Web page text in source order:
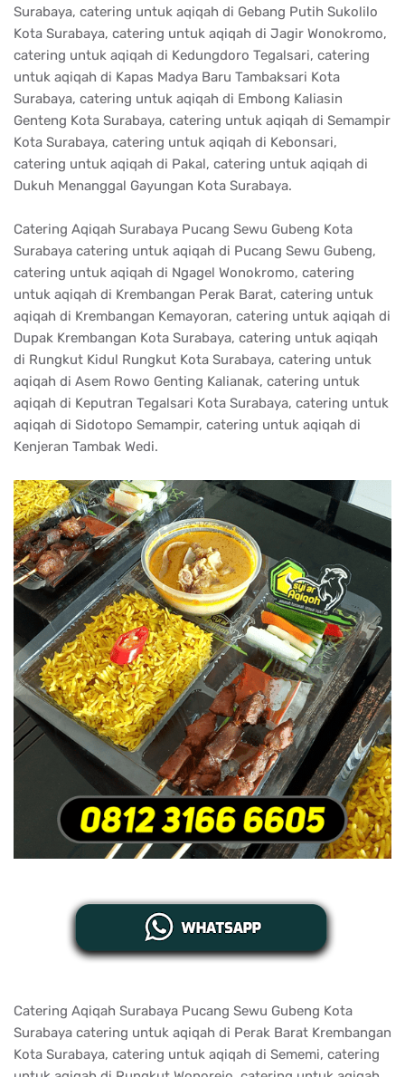
Surabaya, catering untuk aqiqah di Gebang Putih Sukolilo
Kota Surabaya, catering untuk aqiqah di Jagir Wonokromo,
catering untuk aqiqah di Kedungdoro Tegalsari, catering
untuk aqiqah di Kapas Madya Baru Tambaksari Kota
Surabaya, catering untuk aqiqah di Embong Kaliasin
Genteng Kota Surabaya, catering untuk aqiqah di Semampir
Kota Surabaya, catering untuk aqiqah di Kebonsari,
catering untuk aqiqah di Pakal, catering untuk aqiqah di
Dukuh Menanggal Gayungan Kota Surabaya.
Catering Aqiqah Surabaya Pucang Sewu Gubeng Kota
Surabaya catering untuk aqiqah di Pucang Sewu Gubeng,
catering untuk aqiqah di Ngagel Wonokromo, catering
untuk aqiqah di Krembangan Perak Barat, catering untuk
aqiqah di Krembangan Kemayoran, catering untuk aqiqah di
Dupak Krembangan Kota Surabaya, catering untuk aqiqah
di Rungkut Kidul Rungkut Kota Surabaya, catering untuk
aqiqah di Asem Rowo Genting Kalianak, catering untuk
aqiqah di Keputran Tegalsari Kota Surabaya, catering untuk
aqiqah di Sidotopo Semampir, catering untuk aqiqah di
Kenjeran Tambak Wedi.
Catering Aqiqah Surabaya Pucang Sewu Gubeng Kota
Surabaya catering untuk aqiqah di Perak Barat Krembangan
Kota Surabaya, catering untuk aqiqah di Sememi, catering